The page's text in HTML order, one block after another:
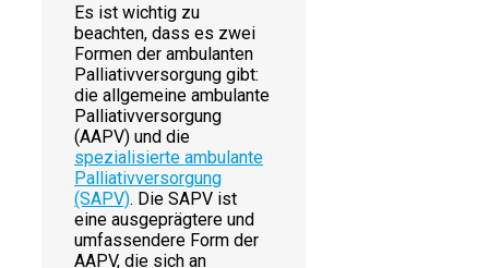
Es ist wichtig zu
beachten, dass es zwei
Formen der ambulanten
Palliativversorgung gibt:
die allgemeine ambulante
Palliativversorgung
(AAPV) und die
spezialisierte ambulante
Palliativversorgung
(SAPV). Die SAPV ist
eine ausgeprägtere und
umfassendere Form der
AAPV, die sich an